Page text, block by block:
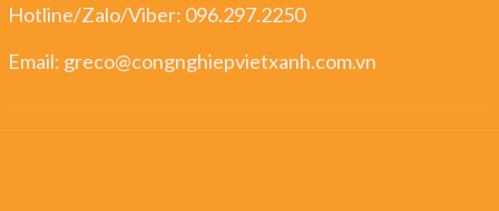
Hotline/Zalo/Viber: 096.297.2250
Email: greco@congnghiepvietxanh.com.vn